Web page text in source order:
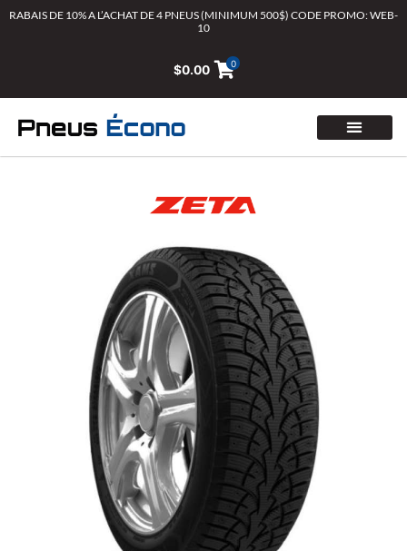
AllerRABAIS DE 10% A L’ACHAT DE 4 PNEUS (MINIMUM 500$) CODE PROMO: WEB-
10
$0.00 0